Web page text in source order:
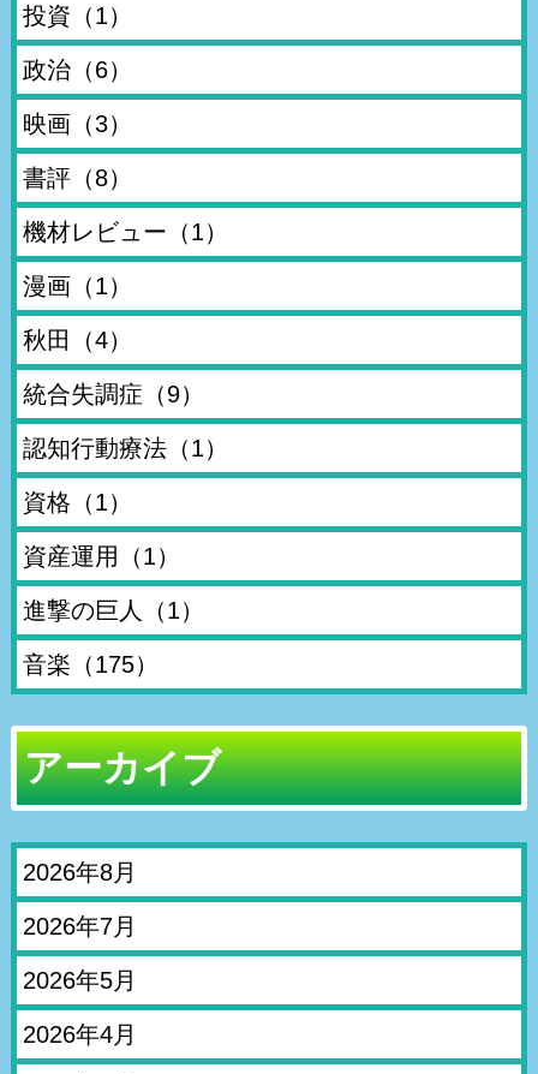
投資 （1）
政治（6）
映画（3）
書評（8）
機材レビュー （1）
漫画（1）
秋田 （4）
統合失調症 （9）
認知行動療法（1）
資格 （1）
資産運用 （1）
進撃の巨人 （1）
音楽 （175）
アーカイブ
2026年8月
2026年7月
2026年5月
2026年4月